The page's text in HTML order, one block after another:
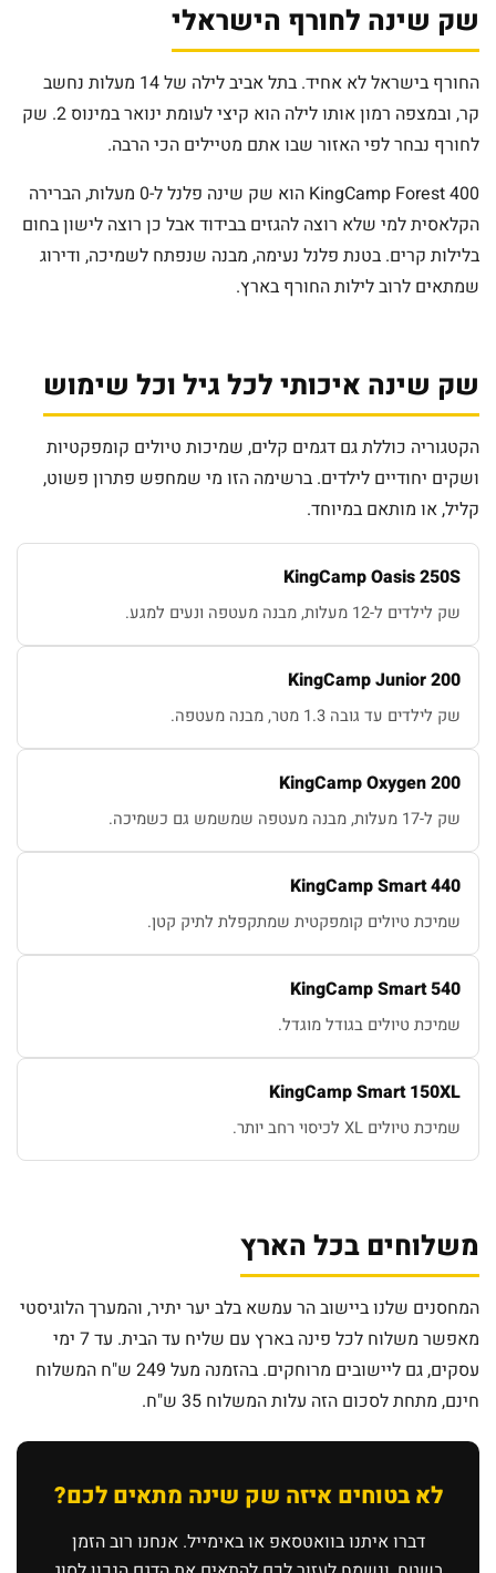
שק שינה לחורף הישראלי
החורף בישראל לא אחיד. בתל אביב לילה של 14 מעלות נחשב
קר, ובמצפה רמון אותו לילה הוא קיצי לעומת ינואר במינוס 2. שק
לחורף נבחר לפי האזור שבו אתם מטיילים הכי הרבה.
KingCamp Forest 400 הוא שק שינה פלנל ל-0 מעלות, הברירה
הקלאסית למי שלא רוצה להגזים בבידוד אבל כן רוצה לישון בחום
בלילות קרים. בטנת פלנל נעימה, מבנה שנפתח לשמיכה, ודירוג
שמתאים לרוב לילות החורף בארץ.
שק שינה איכותי לכל גיל וכל שימוש
הקטגוריה כוללת גם דגמים קלים, שמיכות טיולים קומפקטיות
ושקים יחודיים לילדים. ברשימה הזו מי שמחפש פתרון פשוט,
קליל, או מותאם במיוחד.
KingCamp Oasis 250S
שק לילדים ל-12 מעלות, מבנה מעטפה ונעים למגע.
KingCamp Junior 200
שק לילדים עד גובה 1.3 מטר, מבנה מעטפה.
KingCamp Oxygen 200
שק ל-17 מעלות, מבנה מעטפה שמשמש גם כשמיכה.
KingCamp Smart 440
שמיכת טיולים קומפקטית שמתקפלת לתיק קטן.
KingCamp Smart 540
שמיכת טיולים בגודל מוגדל.
KingCamp Smart 150XL
שמיכת טיולים XL לכיסוי רחב יותר.
משלוחים בכל הארץ
המחסנים שלנו ביישוב הר עמשא בלב יער יתיר, והמערך הלוגיסטי
מאפשר משלוח לכל פינה בארץ עם שליח עד הבית. עד 7 ימי
עסקים, גם ליישובים מרוחקים. בהזמנה מעל 249 ש"ח המשלוח
חינם, מתחת לסכום הזה עלות המשלוח 35 ש"ח.
לא בטוחים איזה שק שינה מתאים לכם?
דברו איתנו בוואטסאפ או באימייל. אנחנו רוב הזמן